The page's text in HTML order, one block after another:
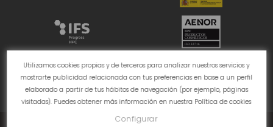
Utilizamos cookies propias y de terceros para analizar nuestros servicios y
mostrarte publicidad relacionada con tus preferencias en base a un perfil
elaborado a partir de tus hábitos de navegación (por ejemplo, páginas
visitadas). Puedes obtener más información en nuestra Política de cookies
Configurar
Política de Privacidad